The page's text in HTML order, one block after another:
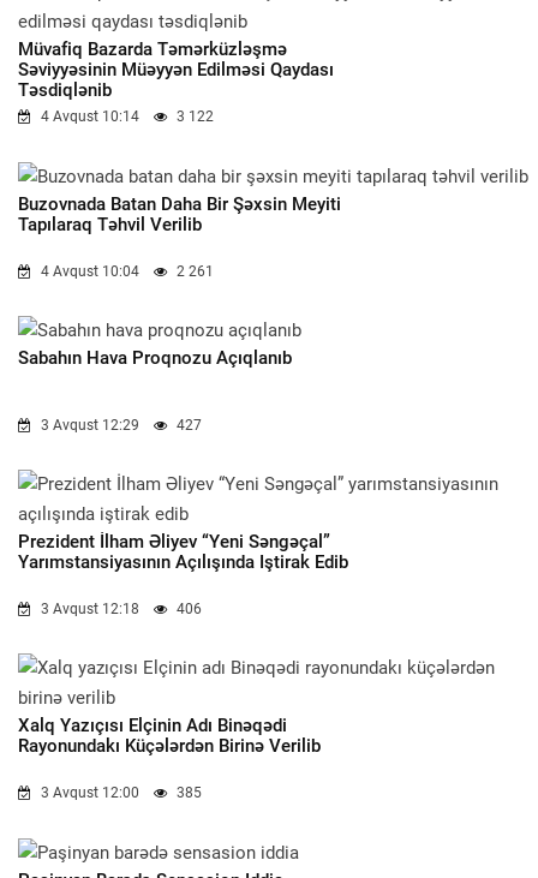
Müvafiq Bazarda Təmərküzləşmə
Səviyyəsinin Müəyyən Edilməsi Qaydası
Təsdiqlənib
4 Avqust 10:14 3 122
Buzovnada Batan Daha Bir Şəxsin Meyiti
Tapılaraq Təhvil Verilib
4 Avqust 10:04 2 261
Sabahın Hava Proqnozu Açıqlanıb
3 Avqust 12:29 427
Prezident İlham Əliyev “Yeni Səngəçal”
Yarımstansiyasının Açılışında Iştirak Edib
3 Avqust 12:18 406
Xalq Yazıçısı Elçinin Adı Binəqədi
Rayonundakı Küçələrdən Birinə Verilib
3 Avqust 12:00 385